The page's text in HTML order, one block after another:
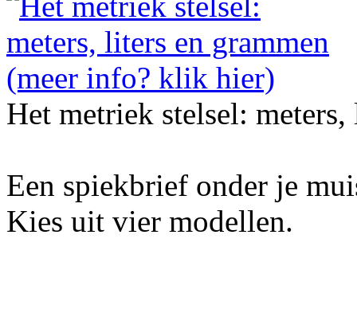
Het metriek stelsel:
Een spiekbrief onder je
Kies uit vier modellen.